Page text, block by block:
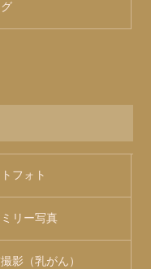
フォト
リー写真
影（乳がん）